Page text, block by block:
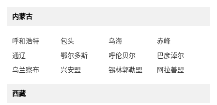
内蒙古
呼和浩特 包头 乌海
赤峰
通辽
鄂尔多斯 呼伦贝尔
巴彦淖尔
乌兰察布
兴安盟 锡林郭勒盟 阿拉善盟
西藏